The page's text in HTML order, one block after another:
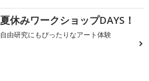
夏休みワークショップDAYS！
自由研究にもぴったりなアート体験